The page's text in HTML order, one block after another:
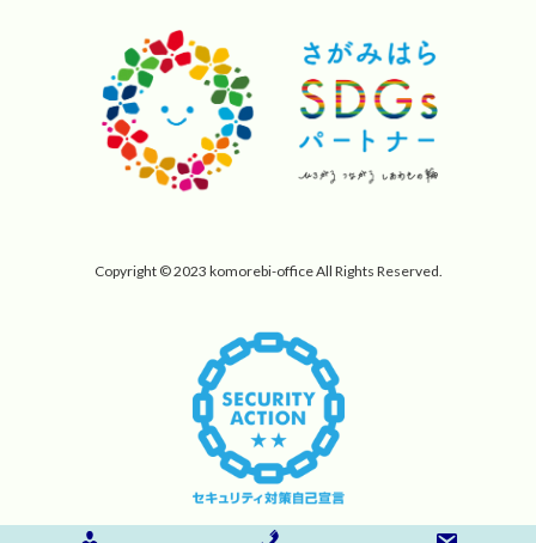
Copyright © 2023 komorebi-office All Rights Reserved.